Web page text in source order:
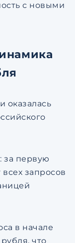
с новыми
оказалась
за первую
всех запросов
в начале
что